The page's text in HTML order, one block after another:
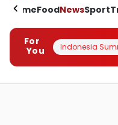
HomeFoodNewsSport
For
You
Indonesia